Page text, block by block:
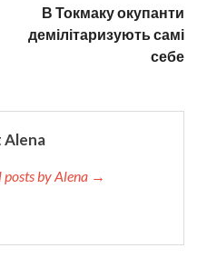
В Токмаку окупанти
демілітаризують самі
себе
posts by Alena →